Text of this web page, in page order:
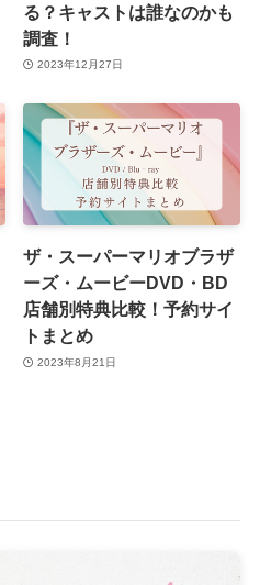
る？キャストは誰なのかも
調査！
2023年12月27日
ザ・スーパーマリオブラザ
ーズ・ムービーDVD・BD
店舗別特典比較！予約サイ
トまとめ
2023年8月21日